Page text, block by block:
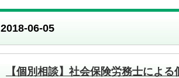
2018-06-05
【個別相談】社会保険労務士による